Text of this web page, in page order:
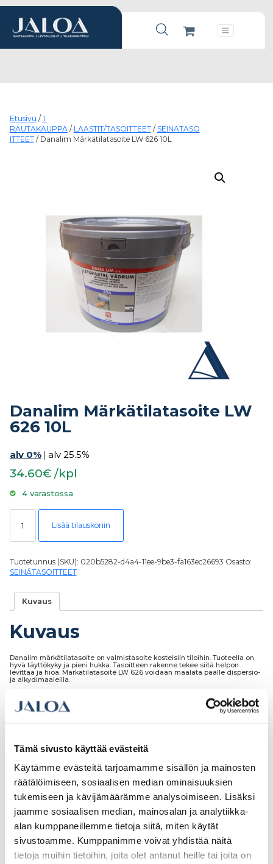
Tämä sivusto käyttää evästeitä
Käytämme evästeitä tarjoamamme sisällön ja mainosten
räätälöimiseen, sosiaalisen median ominaisuuksien
tukemiseen ja kävijämäärämme analysoimiseen. Lisäksi
jaamme sosiaalisen median, mainosalan ja analytiikka-
alan kumppaneillemme tietoja siitä, miten käytät
sivustoamme. Kumppanimme voivat yhdistää näitä
tietoja muihin tietoihin, joita olet antanut heille tai joita on
Products search
Päävalikko
Etusivu / 1.
RAUTAKAUPPA/ LAASTIT/TASOITTEET/ SEINÄTASO
ITTEET/ Danalim Märkätilatasoite LW 626 10L
Danalim Märkätilatasoite LW
626 10L
alv 0% | alv 25.5%
34.60€ /kpl
4 varastossa
Danalim Märkätilatasoite LW 626 10L määrä
Lisää tilauskoriin
Tuotetunnus (SKU): 020b5282-d4a4-11ee-9be3-fa163ec26693 Osasto:
SEINÄTASOITTEET
Kuvaus
Kuvaus
Danalim märkätilatasoite on valmistasoite kosteisiin tiloihin. Tuoteella on
hyvä täyttökyky ja pieni hukka. Tasoitteen rakenne tekee siitä helpon
levittää ja hioa. Märkätilatasoite LW 626 voidaan maalata päälle dispersio-
ja alkydimaaleilla.
Tutustu myös